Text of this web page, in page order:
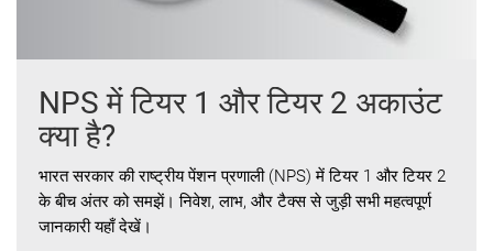
NPS में टियर 1 और टियर 2 अकाउंट
क्या है?
भारत सरकार की राष्ट्रीय पेंशन प्रणाली (NPS) में टियर 1 और टियर 2
के बीच अंतर को समझें। निवेश, लाभ, और टैक्स से जुड़ी सभी महत्वपूर्ण
जानकारी यहाँ देखें।